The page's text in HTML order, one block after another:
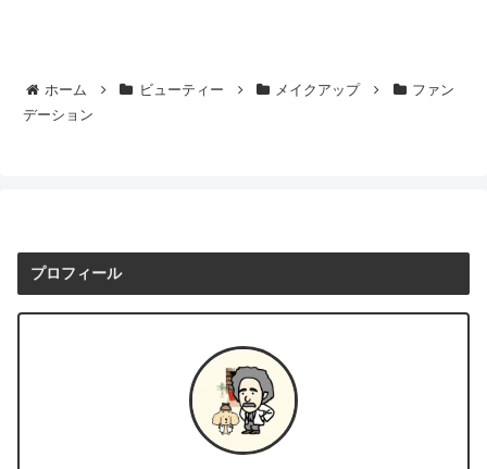
ホーム ビューティー メイクアップ
ファン
デーション
プロフィール